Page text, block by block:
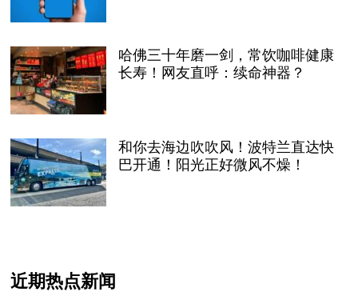
哈佛三十年磨一剑，常饮咖啡健康
长寿！网友直呼：续命神器？
和你去海边吹吹风！波特兰直达快
巴开通！阳光正好微风不燥！
近期热点新闻